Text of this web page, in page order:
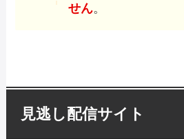
せん。
見逃し配信サイト